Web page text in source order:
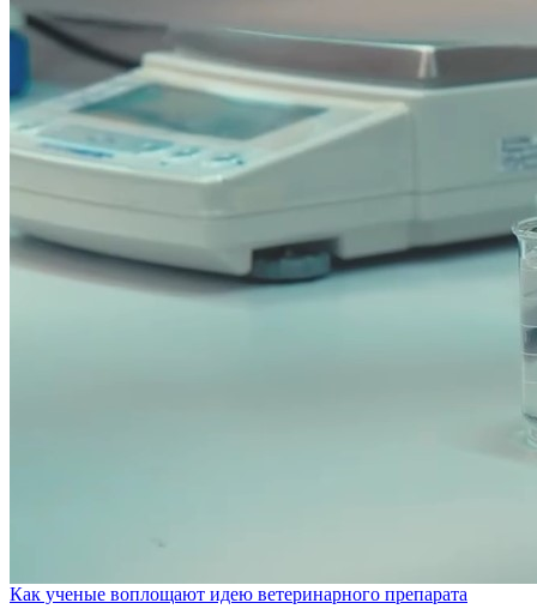
Как ученые воплощают идею ветеринарного препарата